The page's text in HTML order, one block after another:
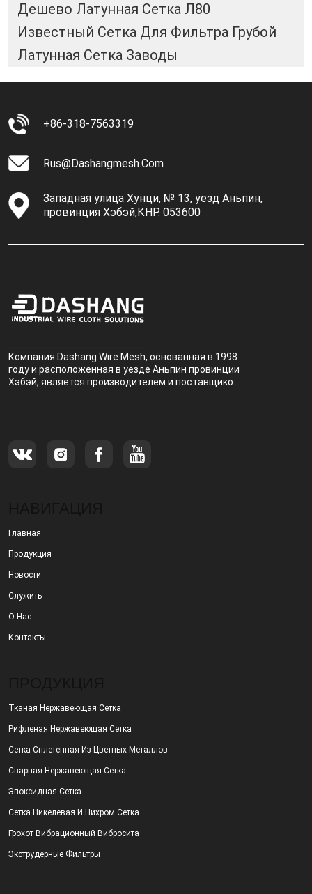
Дешево Латунная Сетка Л80
Известный Сетка Для Фильтра Грубой
Латунная Сетка Заводы
+86-318-7563319
Rus@dashangmesh.com
Западная улица Хунци, № 13, уезд Аньпин,
провинция Хэбэй,КНР. 053600
Компания Dashang Wire Mesh, основанная в 1998
году и расположенная в уезде Аньпин провинции
Хэбэй, является производителем и поставщиком,
Главная
Продукция
Новости
Служить
О Нас
Контакты
Тканая Нержавеющая Сетка
Рифленая Нержавеющая Сетка
Сетка Сплетенная Из Цветных Металлов
Сварная Нержавеющая Сетка
Эпоксидная Сетка
Сетка Никелевая И Нихром Сетка
Грохот Вибрационный Вибросита
Экструдерные Фильтры